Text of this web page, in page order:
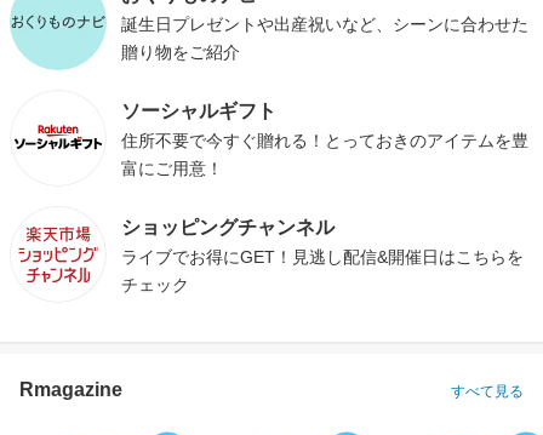
誕生日プレゼントや出産祝いなど、シーンに合わせた
贈り物をご紹介
ソーシャルギフト
住所不要で今すぐ贈れる！とっておきのアイテムを豊
富にご用意！
ショッピングチャンネル
ライブでお得にGET！見逃し配信&開催日はこちらを
チェック
Rmagazine すべて見る